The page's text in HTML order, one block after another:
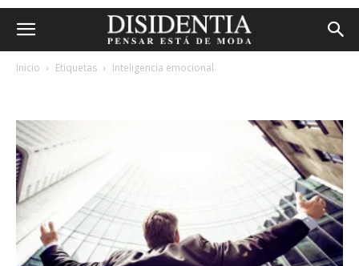
Inicio Etiquetas Inteligencia emocional